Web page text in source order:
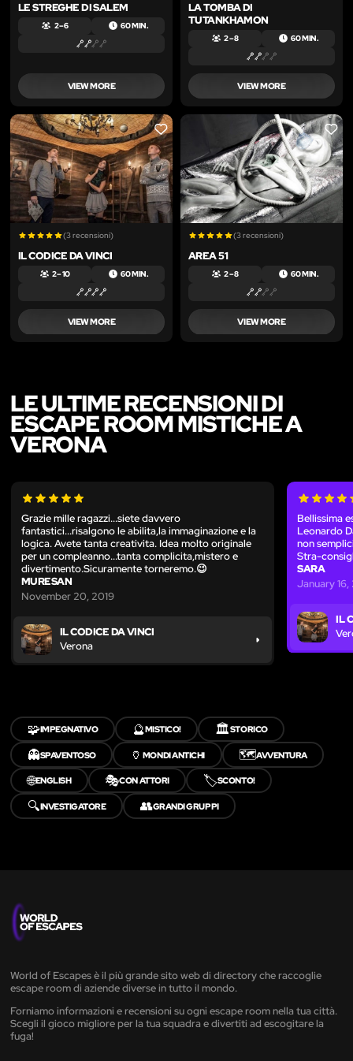
LE STREGHE DI SALEM
2 – 6 60 MIN.
VIEW MORE
LA TOMBA DI
TUTANKHAMON
2 – 8 60 MIN.
VIEW MORE
LIKE
(3 recensioni)
IL CODICE DA VINCI
2 – 10 60 MIN.
VIEW MORE
LIKE
(3 recensioni)
AREA 51
2 – 8 60 MIN.
VIEW MORE
LE ULTIME RECENSIONI DI
ESCAPE ROOM MISTICHE A
VERONA
Grazie mille ragazzi...siete davvero
fantastici...risalgono le abilita,la immaginazione e la
logica. Avete tanta creativita. Idea molto originale
per un compleanno...tanta complicita,mistero e
divertimento.Sicuramente torneremo.😉
MURESAN
November 20, 2019
IL CODICE DA VINCI
Verona
Bellissima
Leonardo
non
Stra-
SARA
January
IL
🧩IMPEGNATIVO 🔮MISTICO! 🏛️STORICO
👻SPAVENTOSO 🏺 MONDI ANTICHI 🗺️AVVENTURA
🌐ENGLISH 🎭CON ATTORI 🏷️SCONTO!
🔍INVESTIGATORE 👥GRANDI GRUPPI
World of Escapes è il più grande sito web di directory che raccoglie
escape room di aziende diverse in tutto il mondo.
Forniamo informazioni e recensioni su ogni escape room nella tua città.
Scegli il gioco migliore per la tua squadra e divertiti ad escogitare la
fuga!